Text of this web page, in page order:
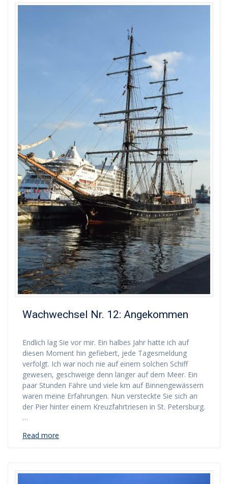
Wachwechsel Nr. 12: Angekommen
Endlich lag Sie vor mir. Ein halbes Jahr hatte ich auf
diesen Moment hin gefiebert, jede Tagesmeldung
verfolgt. Ich war noch nie auf einem solchen Schiff
gewesen, geschweige denn länger auf dem Meer. Ein
paar Stunden Fähre und viele km auf Binnengewässern
waren meine Erfahrungen. Nun versteckte Sie sich an
der Pier hinter einem Kreuzfahrtriesen in St. Petersburg.
…
Read more